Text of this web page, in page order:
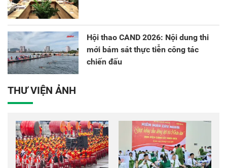
Hội thao CAND 2026: Nội dung thi
mới bám sát thực tiễn công tác
chiến đấu
THƯ VIỆN ẢNH